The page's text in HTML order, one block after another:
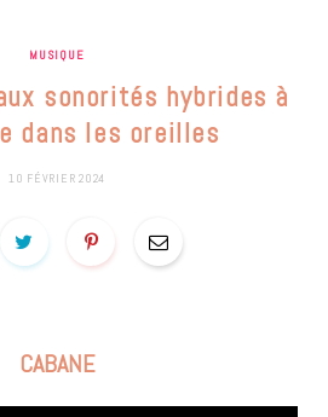
MUSIQUE
sonorités hybrides à
dans les oreilles
10 FÉVRIER 2024
CABANE